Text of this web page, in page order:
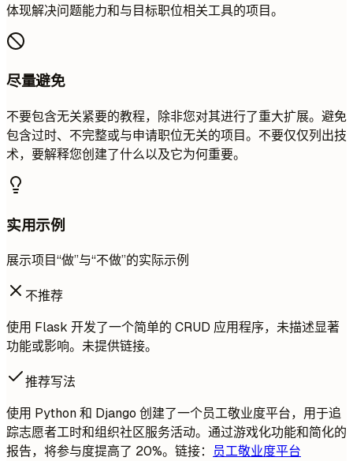
体现解决问题能力和与目标职位相关工具的项目。
尽量避免
不要包含无关紧要的教程，除非您对其进行了重大扩展。避免
包含过时、不完整或与申请职位无关的项目。不要仅仅列出技
术，要解释您创建了什么以及它为何重要。
实用示例
展示项目“做”与“不做”的实际示例
不推荐
使用 Flask 开发了一个简单的 CRUD 应用程序，未描述显著
功能或影响。未提供链接。
推荐写法
使用 Python 和 Django 创建了一个员工敬业度平台，用于追
踪志愿者工时和组织社区服务活动。通过游戏化功能和简化的
报告，将参与度提高了 20%。链接： 员工敬业度平台